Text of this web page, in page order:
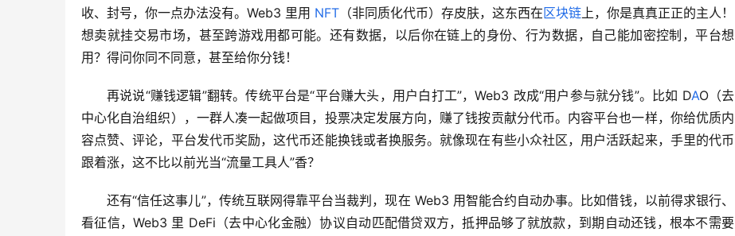
收、封号，你一点办法没有。Web3 里用 NFT （非同质化代币）存皮肤，这东西在区块链上，你是真真正正的主人！
想卖就挂交易市场，甚至跨游戏用都可能。还有数据，以后你在链上的身份、行为数据，自己能加密控制，平台想
用？得问你同不同意，甚至给你分钱！
再说说“赚钱逻辑”翻转。传统平台是“平台赚大头，用户白打工”，Web3 改成“用户参与就分钱”。比如 DAO（去
中心化自治组织），一群人凑一起做项目，投票决定发展方向，赚了钱按贡献分代币。内容平台也一样，你给优质内
容点赞、评论，平台发代币奖励，这代币还能换钱或者换服务。就像现在有些小众社区，用户活跃起来，手里的代币
跟着涨，这不比以前光当“流量工具人”香？
还有“信任这事儿”，传统互联网得靠平台当裁判，现在 Web3 用智能合约自动办事。比如借钱，以前得求银行、
看征信，Web3 里 DeFi（去中心化金融）协议自动匹配借贷双方，抵押品够了就放款，到期自动还钱，根本不需要